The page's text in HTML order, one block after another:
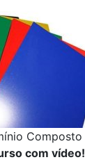
Composto
com vídeo!